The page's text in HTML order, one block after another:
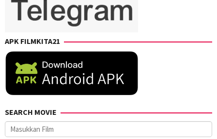
APK FILMKITA21
SEARCH MOVIE